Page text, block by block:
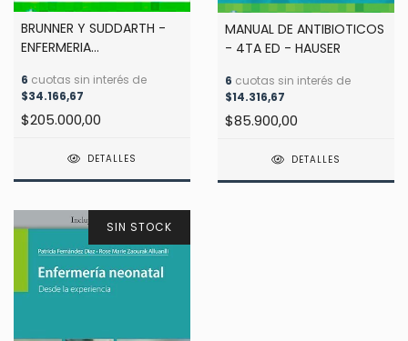
BRUNNER Y SUDDARTH -
ENFERMERIA
vols. - 14 ed - Hinkle /
Cheever
6 cuotas sin interés de
$34.166,67
$205.000,00
DETALLES
MANUAL DE ANTIBIOTICOS
- 4TA ED - HAUSER
6 cuotas sin interés de
$14.316,67
$85.900,00
DETALLES
SIN STOCK